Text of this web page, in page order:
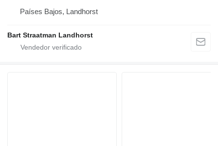
Países Bajos, Landhorst
Bart Straatman Landhorst